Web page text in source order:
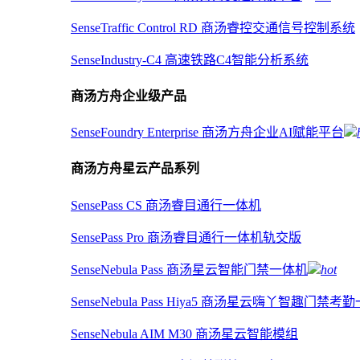
SenseTraffic Control RD 商汤睿控交通信号控制系统
SenseIndustry-C4 高速铁路C4智能分析系统
商汤方舟企业级产品
SenseFoundry Enterprise 商汤方舟企业AI赋能平台
商汤方舟星云产品系列
SensePass CS 商汤睿目通行一体机
SensePass Pro 商汤睿目通行一体机轨交版
SenseNebula Pass 商汤星云智能门禁一体机 hot
SenseNebula Pass Hiya5 商汤星云嗨丫智趣门禁考
SenseNebula AIM M30 商汤星云智能模组